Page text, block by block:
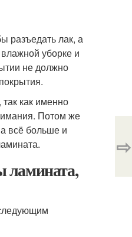
разъедать лак, а
уборке и
не должно
как именно
Потом же
всё больше и
ламината,
⇨